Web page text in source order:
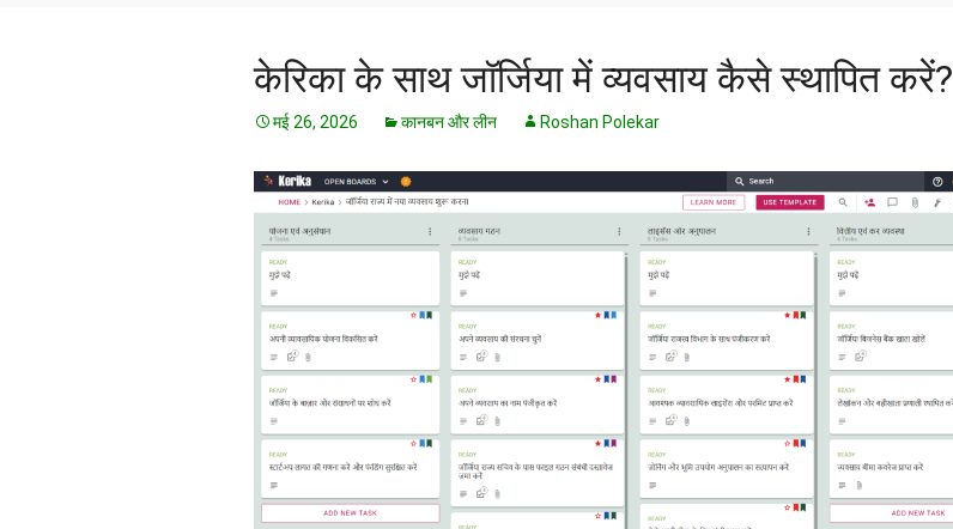
केरिका के साथ जॉर्जिया में व्यवसाय कैसे स्थापित करें?
मई 26, 2026 कानबन और लीन Roshan Polekar